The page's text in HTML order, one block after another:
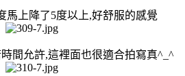
馬上降了5度以上,好舒服的感覺
間允許,這裡面也很適合拍寫真^_^